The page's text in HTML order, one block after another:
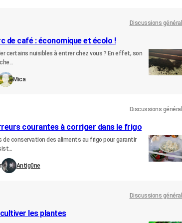
Discussions
de café : économique et écolo !
certains nuisibles à entrer chez vous ? En effet, son
Mica
Discussions
courantes à corriger dans le frigo
de conservation des aliments au frigo pour garantir
Antig0ne
Discussions
les plantes